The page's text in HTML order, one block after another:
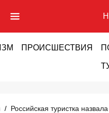
ПРОИСШЕСТВИЯ
/ Российская туристка